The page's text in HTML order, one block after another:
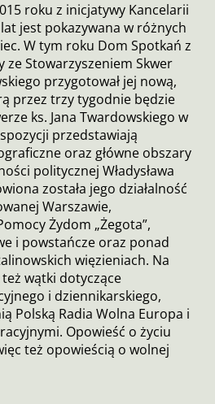
roku z inicjatywy Kancelarii
jest pokazywana w różnych
W tym roku Dom Spotkań z
ze Stowarzyszeniem Skwer
przygotował jej nową,
przez trzy tygodnie będzie
ks. Jana Twardowskiego w
przedstawiają
oraz główne obszary
politycznej Władysława
została jego działalność
Warszawie,
Żydom „Żegota”,
i powstańcze oraz ponad
więzieniach. Na
wątki dotyczące
i dziennikarskiego,
Polską Radia Wolna Europa i
Opowieść o życiu
też opowieścią o wolnej